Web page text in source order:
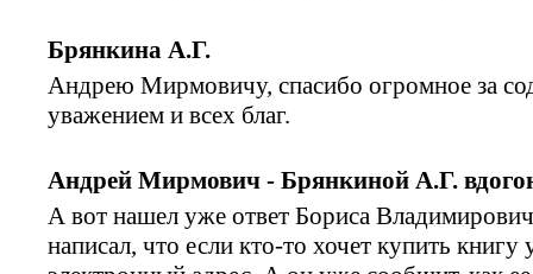
Брянкина А.Г.
Андрею Мирмовичу, спасибо огромное за
уважением и всех благ.
Андрей Мирмович - Брянкиной А.Г.
А вот нашел уже ответ Бориса
написал, что если кто-то хочет купить книгу